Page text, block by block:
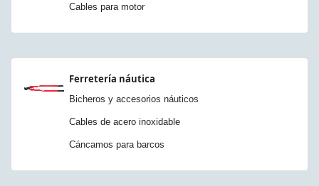
Cables para motor
Ferretería náutica
Bicheros y accesorios náuticos
Cables de acero inoxidable
Cáncamos para barcos